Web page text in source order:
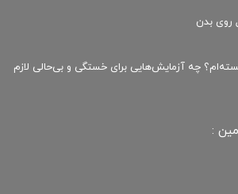
روی بدن
چه آزمایش‌هایی برای خستگی و بی‌حالی لازم
: